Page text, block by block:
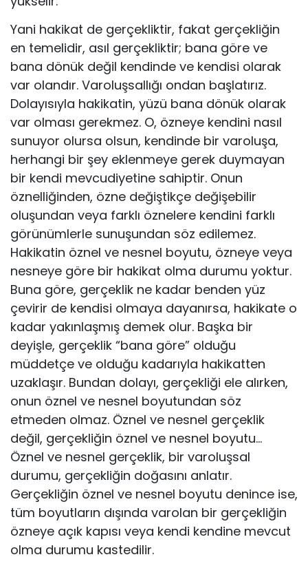
Yani hakikat de gerçekliktir, fakat gerçekliğin
en temelidir, asıl gerçekliktir; bana göre ve
bana dönük değil kendinde ve kendisi olarak
var olandır. Varoluşsallığı ondan başlatırız.
Dolayısıyla hakikatin, yüzü bana dönük olarak
var olması gerekmez. O, özneye kendini nasıl
sunuyor olursa olsun, kendinde bir varoluşa,
herhangi bir şey eklenmeye gerek duymayan
bir kendi mevcudiyetine sahiptir. Onun
öznelliğinden, özne değiştikçe değişe­bilir
oluşundan veya farklı öznelere kendini farklı
görünümlerle sunuşun­dan söz edilemez.
Hakikatin öznel ve nesnel boyutu, özneye veya
nesneye göre bir hakikat olma durumu yoktur.
Buna göre, gerçeklik ne kadar ben­den yüz
çevirir de kendisi olmaya dayanırsa, hakikate o
kadar yakınlaşmış demek olur. Başka bir
deyişle, gerçeklik “bana göre” olduğu
müddetçe ve olduğu kadarıyla hakikatten
uzaklaşır. Bundan dolayı, gerçekliği ele alır­ken,
onun öznel ve nesnel boyutundan söz
etmeden olmaz. Öznel ve nes­nel gerçeklik
değil, gerçekliğin öznel ve nesnel boyutu…
Öznel ve nesnel gerçeklik, bir varoluşsal
durumu, gerçekliğin doğasını anlatır.
Gerçekliğin öznel ve nesnel boyutu denince ise,
tüm boyutların dışında varolan bir gerçekliğin
özneye açık kapısı veya kendi kendine mevcut
olma durumu kastedilir.